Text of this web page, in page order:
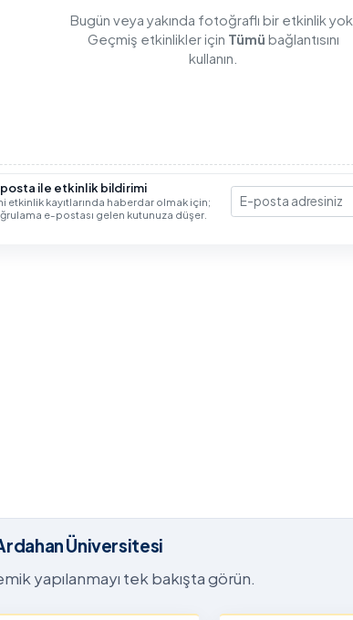
Bugün veya yakında fotoğraflı bir etkinlik yok.
Geçmiş etkinlikler için Tümü bağlantısını
kullanın.
ile etkinlik bildirimi
etkinlik kayıtlarında haberdar olmak için;
e-postası gelen kutunuza düşer.
E-posta
Üniversitesi
yapılanmayı tek bakışta görün.